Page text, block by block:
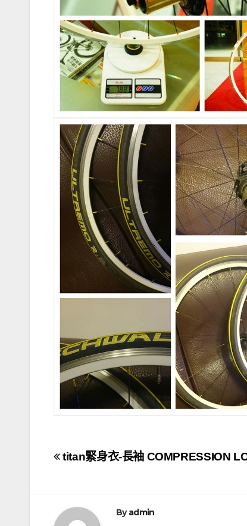
文
導
titan緊身衣-長袖 COMPRESSION
Byadmin